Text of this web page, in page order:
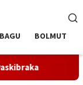
BOLMUT